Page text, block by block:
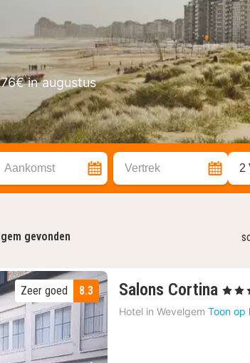
in augustus
Aankomst Vertrek 2
gevonden
8.3
Zeer goed Salons Cortina 1
, 3
Hotel in Wevelgem Toon op